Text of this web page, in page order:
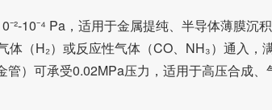
10⁻⁴ Pa，适用于金属提纯、半导体薄膜沉
（H₂）或反应性气体（CO、NH₃）通入，
）可承受0.02MPa压力，适用于高压合成、